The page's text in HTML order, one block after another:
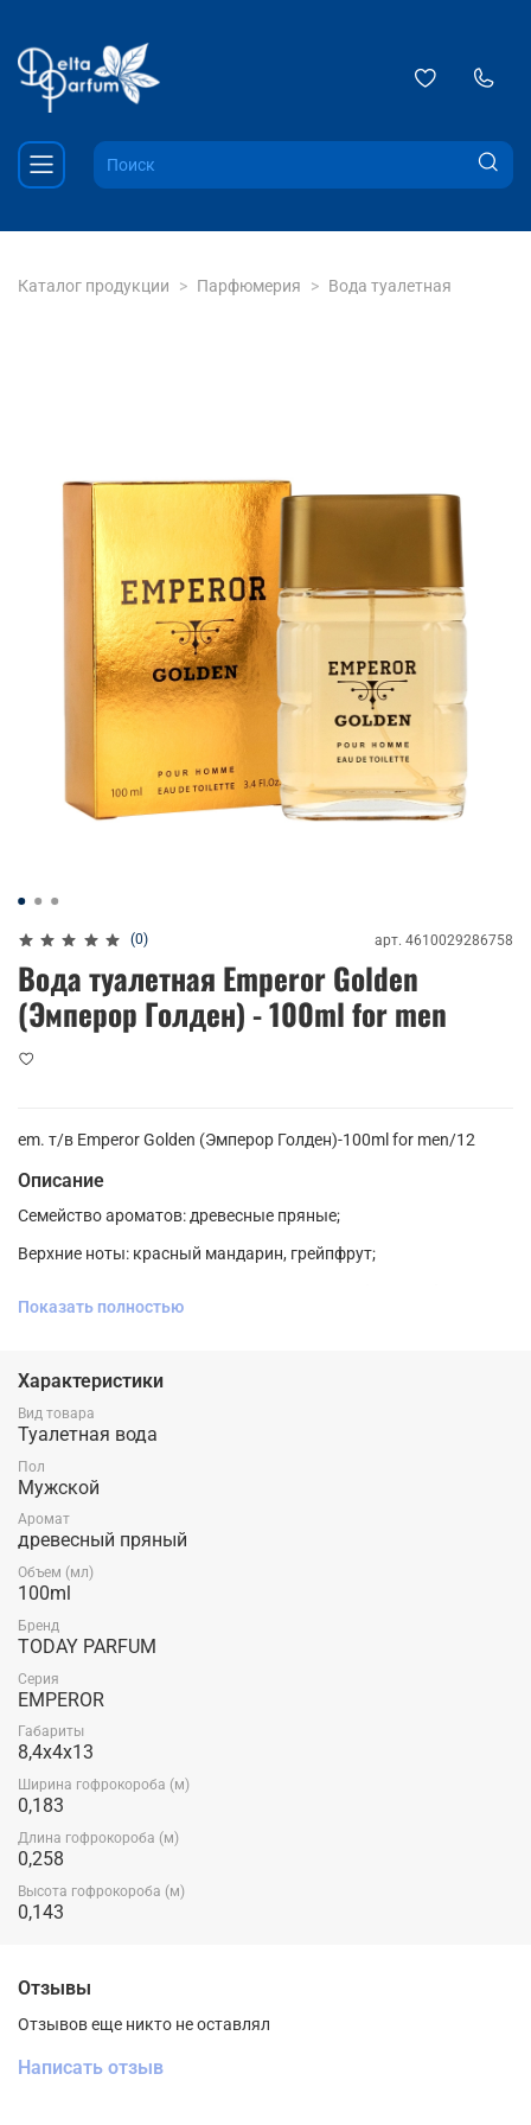
Каталог продукции Парфюмерия Вода туалетная
(0) арт. 4610029286758
Вода туалетная Emperor Golden
(Эмперор Голден) - 100ml for men
em. т/в Emperor Golden (Эмперор Голден)-100ml for men/12
Описание
Семейство ароматов: древесные пряные;
Верхние ноты: красный мандарин, грейпфрут;
пачули.
Показать полностью
Характеристики
Вид товара
Туалетная вода
Пол
Мужской
Аромат
древесный пряный
Объем (мл)
100ml
Бренд
TODAY PARFUM
Серия
EMPEROR
Габариты
8,4x4x13
Ширина гофрокороба (м)
0,183
Длина гофрокороба (м)
0,258
Высота гофрокороба (м)
0,143
Отзывы
Отзывов еще никто не оставлял
Написать отзыв